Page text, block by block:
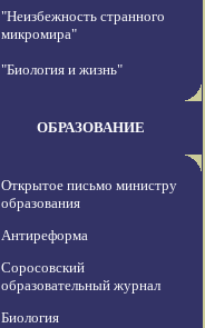
"Неизбежность странного
микромира"
"Биология и жизнь"
ОБРАЗОВАНИЕ
Открытое письмо министру
образования
Антиреформа
Соросовский
образовательный журнал
Биология